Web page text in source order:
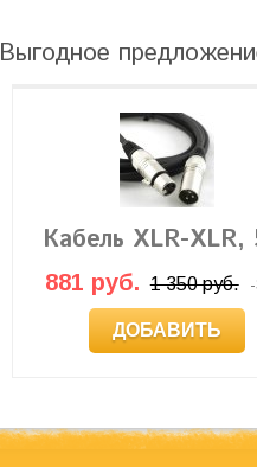
Выгодное
Кабель XLR-XLR,
881 руб. 1 350 руб.
ДОБАВИТЬ